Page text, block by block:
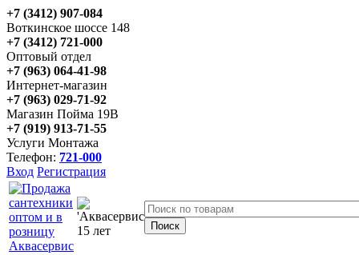
+7 (3412) 907-084
Воткинское шоссе 148
+7 (3412) 721-000
Оптовый отдел
+7 (963) 064-41-98
Интернет-магазин
+7 (963) 029-71-92
Магазин Пойма 19В
+7 (919) 913-71-55
Услуги Монтажа
Телефон: 721-000
Вход Регистрация